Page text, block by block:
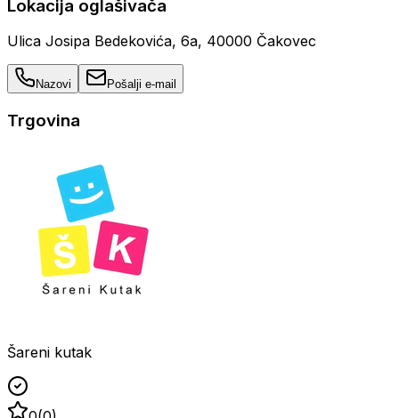
Lokacija oglašivača
Ulica Josipa Bedekovića, 6a, 40000 Čakovec
Nazovi Pošalji e-mail
Trgovina
Šareni kutak